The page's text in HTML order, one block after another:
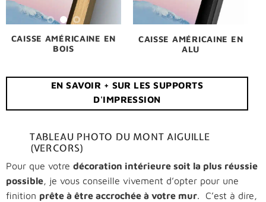
CAISSE AMÉRICAINE EN
BOIS
CAISSE AMÉRICAINE EN
ALU
EN SAVOIR + SUR LES SUPPORTS
D'IMPRESSION
TABLEAU PHOTO DU MONT AIGUILLE
(VERCORS)
Pour que votre décoration intérieure soit la plus réussie
possible, je vous conseille vivement d’opter pour une
finition prête à être accrochée à votre mur. C’est à dire,